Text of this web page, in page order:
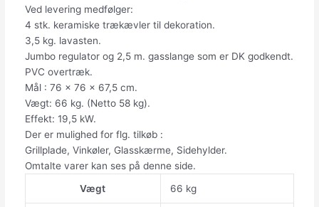
Ved levering medfølger:
4 stk. keramiske trækævler til dekoration.
3,5 kg. lavasten.
Jumbo regulator og 2,5 m. gasslange som er DK godkendt.
PVC overtræk.
Mål : 76 x 76 x 67,5 cm.
Vægt: 66 kg. (Netto 58 kg).
Effekt: 19,5 kW.
Der er mulighed for flg. tilkøb :
Grillplade, Vinkøler, Glasskærme, Sidehylder.
Omtalte varer kan ses på denne side.
Vægt
66 kg